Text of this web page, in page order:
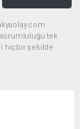
sorumluluğu tek
hiçbir şekilde